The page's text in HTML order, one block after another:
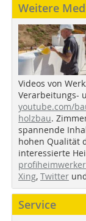
Weitere
Videos von
Verarbeitungs-
youtube.com/
holzbau.
spannende
hohen Qualität
interessierte
Xing, Twitter
Service